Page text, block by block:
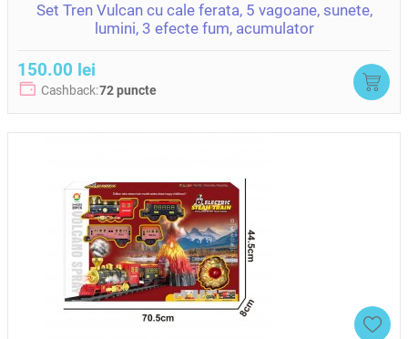
Set Tren Vulcan cu cale ferata, 5 vagoane, sunete,
lumini, 3 efecte fum, acumulator
150.00 lei
Cashback:72 puncte